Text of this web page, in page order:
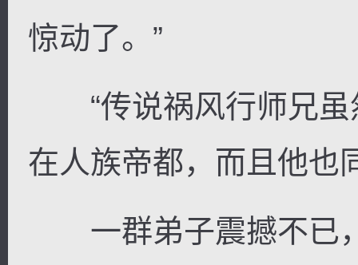
惊动了。”
“传说祸风行师兄虽
在人族帝都，而且他也
一群弟子震撼不已